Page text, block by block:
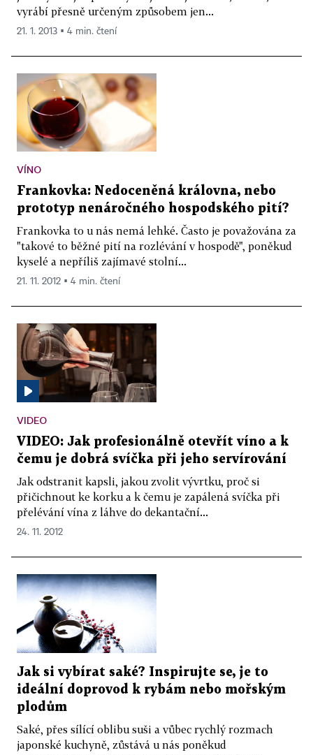
vyrábí přesně určeným způsobem jen...
21. 1. 2013 ▪ 4 min. čtení
VÍNO
Frankovka: Nedoceněná královna, nebo
prototyp nenáročného hospodského pití?
Frankovka to u nás nemá lehké. Často je považována za
"takové to běžné pití na rozlévání v hospodě", poněkud
kyselé a nepříliš zajímavé stolní...
21. 11. 2012 ▪ 4 min. čtení
VIDEO
VIDEO: Jak profesionálně otevřít víno a k
čemu je dobrá svíčka při jeho servírování
Jak odstranit kapsli, jakou zvolit vývrtku, proč si
přičichnout ke korku a k čemu je zapálená svíčka při
přelévání vína z láhve do dekantační...
24. 11. 2012
Jak si vybírat saké? Inspirujte se, je to
ideální doprovod k rybám nebo mořským
plodům
Saké, přes sílící oblibu suši a vůbec rychlý rozmach
japonské kuchyně, zůstává u nás poněkud